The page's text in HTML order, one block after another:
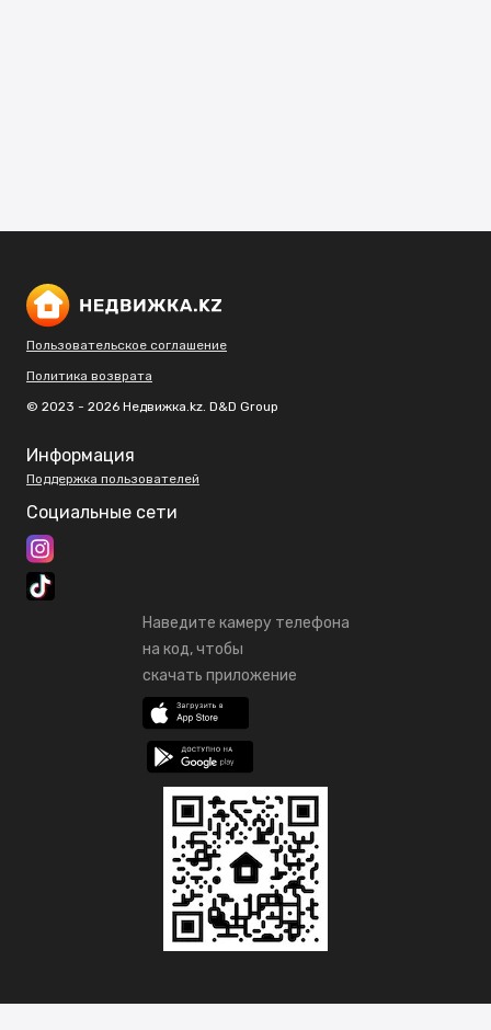
Пользовательское соглашение
Политика возврата
© 2023 - 2026 Недвижка.kz. D&D Group
Информация
Поддержка пользователей
Социальные сети
Наведите камеру телефона
на код, чтобы
скачать приложение